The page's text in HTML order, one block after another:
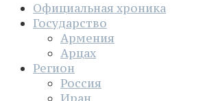
Официальная хроника
Государство
Армения
Арцах
Регион
Россия